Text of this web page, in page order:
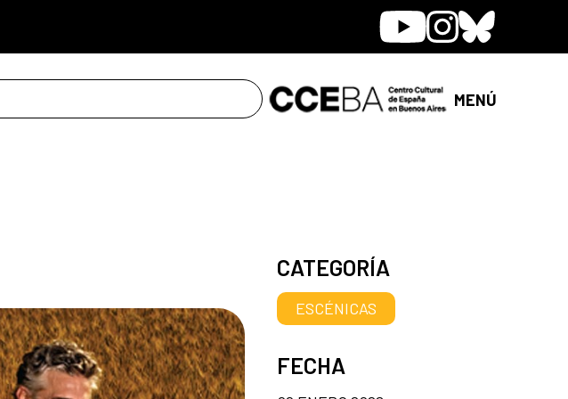
YoutubeInstagram
Bluesky
MENÚ
CATEGORÍA
ESCÉNICAS
FECHA